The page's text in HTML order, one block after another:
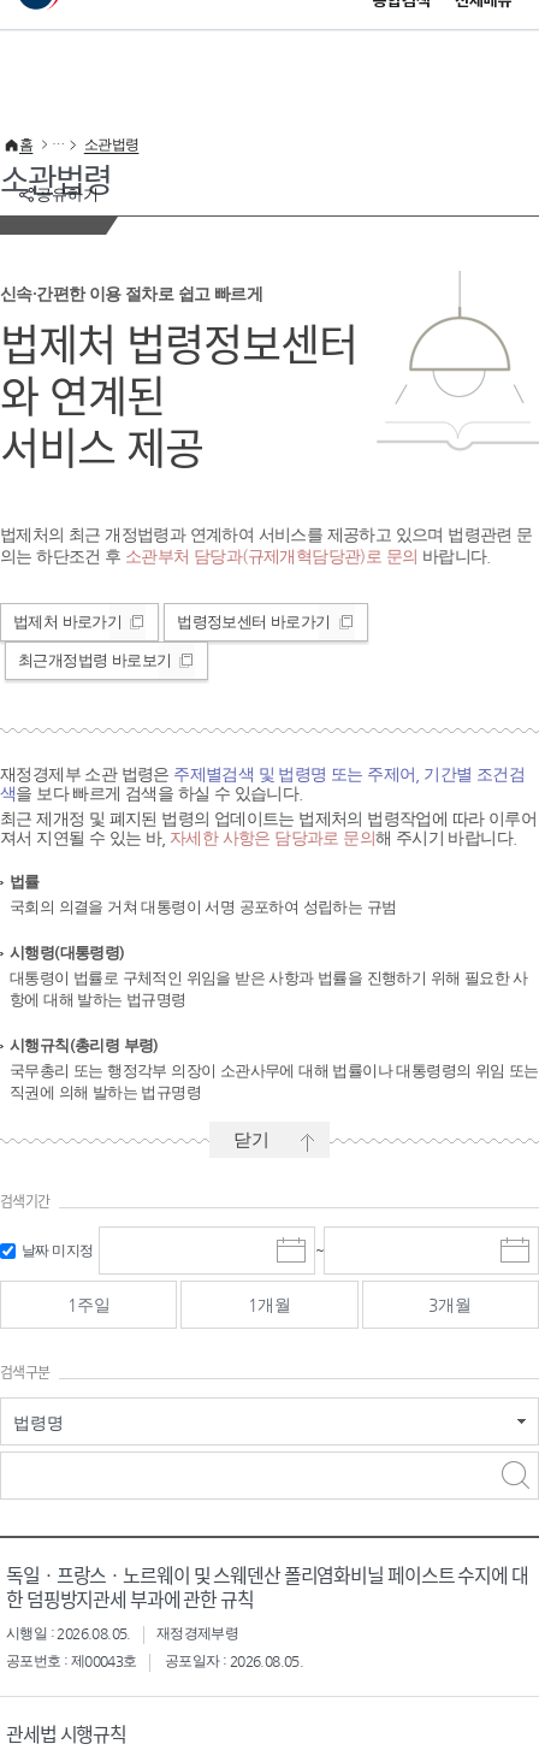
이 누리집은 대한민국 공식 전자정부 누리집입니다.
공유하기
홈 소관법령
소관법령
신속·간편한 이용 절차로 쉽고 빠르게
법제처 법령정보센터
와 연계된
서비스 제공
법제처의 최근 개정법령과 연계하여 서비스를 제공하고 있으며 법령관련 문
의는 하단조건 후 소관부처 담당과(규제개혁담당관)로 문의 바랍니다.
법제처 바로가기 법령정보센터 바로가기
최근개정법령 바로보기
재정경제부 소관 법령은 주제별검색 및 법령명 또는 주제어, 기간별 조건검
색을 보다 빠르게 검색을 하실 수 있습니다.
최근 제개정 및 폐지된 법령의 업데이트는 법제처의 법령작업에 따라 이루어
져서 지연될 수 있는 바, 자세한 사항은 담당과로 문의해 주시기 바랍니다.
법률
국회의 의결을 거쳐 대통령이 서명 공포하여 성립하는 규범
시행령(대통령령)
대통령이 법률로 구체적인 위임을 받은 사항과 법률을 진행하기 위해 필요한 사
항에 대해 발하는 법규명령
시행규칙(총리령 부령)
국무총리 또는 행정각부 의장이 소관사무에 대해 법률이나 대통령령의 위임 또는
직권에 의해 발하는 법규명령
닫기
검색기간
날짜 미지정
시
작
일
선
~
마
감
선
1주일 1개월 3개월
검색구분
법령명
독일ㆍ프랑스ㆍ노르웨이 및 스웨덴산 폴리염화비닐 페이스트 수지에 대
한 덤핑방지관세 부과에 관한 규칙
시행일 : 2026.08.05.
재정경제부령
공포번호 : 제00043호
공포일자 : 2026.08.05.
관세법 시행규칙